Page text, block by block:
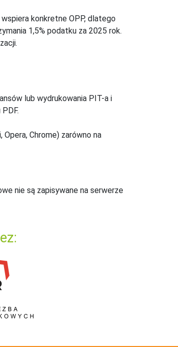
konkretne OPP, dlatego
1,5% podatku za 2025 rok.
lub wydrukowania PIT-a i
Chrome) zarówno na
nie są zapisywane na serwerze